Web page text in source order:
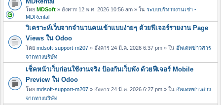
โดย MDSoft » อังคาร 12 พ.ค. 2026 10:56 am » ใน ระบบบริหารงานเช่า -
MDRental
วิเคราะห์เว็บจากจำนวนคนเข้าแบบง่ายๆ ด้วยฟีเจอร์รายงาน Page
Views ใน Odoo
โดย mdsoft-support-m207 » อังคาร 24 มี.ค. 2026 6:37 pm » ใน อัพเดทข่าวสาร
จากทางบริษัท
เช็คหน้าเว็บก่อนใช้งานจริง ป้องกันเว็บพัง ด้วยฟีเจอร์ Mobile
Preview ใน Odoo
โดย mdsoft-support-m207 » อังคาร 24 มี.ค. 2026 6:27 pm » ใน อัพเดทข่าวสาร
จากทางบริษัท